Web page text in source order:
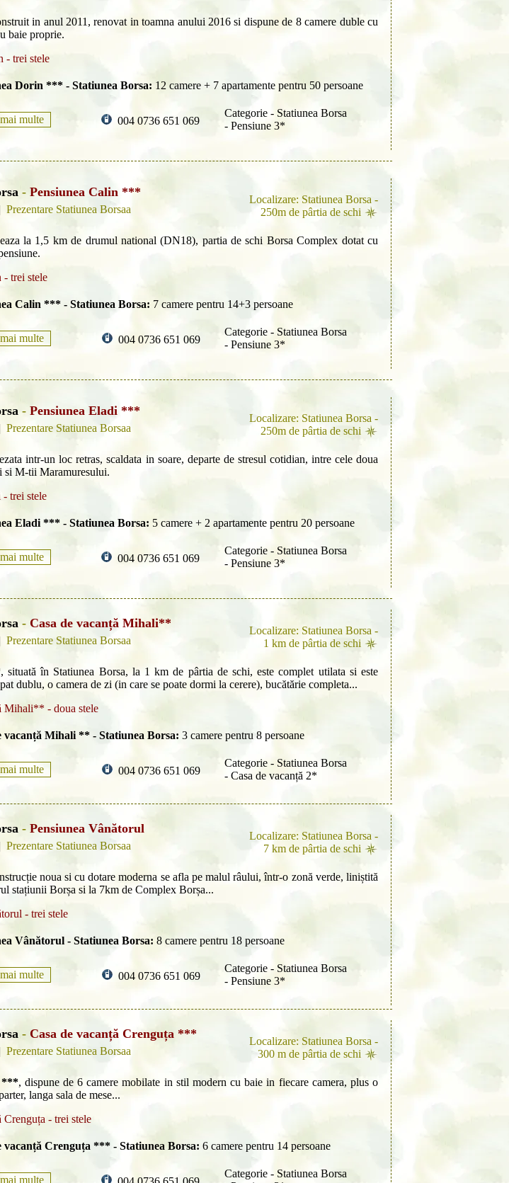
in anul 2011, renovat in toamna anului 2016 si dispune de 8 camere duble cu
baie proprie.
- trei stele
Dorin *** - Statiunea Borsa: 12 camere + 7 apartamente pentru 50 persoane
multe 004 0736 651 069
Categorie - Statiunea Borsa
- Pensiune 3*
- Pensiunea Calin ***
Prezentare Statiunea Borsaa
Localizare: Statiunea Borsa -
250m de pârtia de schi
la 1,5 km de drumul national (DN18), partia de schi Borsa Complex dotat cu
- trei stele
Calin *** - Statiunea Borsa: 7 camere pentru 14+3 persoane
multe 004 0736 651 069
Categorie - Statiunea Borsa
- Pensiune 3*
- Pensiunea Eladi ***
Prezentare Statiunea Borsaa
Localizare: Statiunea Borsa -
250m de pârtia de schi
intr-un loc retras, scaldata in soare, departe de stresul cotidian, intre cele doua
si M-tii Maramuresului.
- trei stele
Eladi *** - Statiunea Borsa: 5 camere + 2 apartamente pentru 20 persoane
multe 004 0736 651 069
Categorie - Statiunea Borsa
- Pensiune 3*
- Casa de vacanță Mihali**
Prezentare Statiunea Borsaa
Localizare: Statiunea Borsa -
1 km de pârtia de schi
, situată în Statiunea Borsa, la 1 km de pârtia de schi, este complet utilata si este
dublu, o camera de zi (in care se poate dormi la cerere), bucătărie completa...
Mihali** - doua stele
vacanță Mihali ** - Statiunea Borsa: 3 camere pentru 8 persoane
multe 004 0736 651 069
Categorie - Statiunea Borsa
- Casa de vacanță 2*
- Pensiunea Vânătorul
Prezentare Statiunea Borsaa
Localizare: Statiunea Borsa -
7 km de pârtia de schi
noua si cu dotare moderna se afla pe malul râului, într-o zonă verde, liniștită
stațiunii Borșa si la 7km de Complex Borșa...
- trei stele
Vânătorul - Statiunea Borsa: 8 camere pentru 18 persoane
multe 004 0736 651 069
Categorie - Statiunea Borsa
- Pensiune 3*
- Casa de vacanță Crenguța ***
Prezentare Statiunea Borsaa
Localizare: Statiunea Borsa -
300 m de pârtia de schi
***, dispune de 6 camere mobilate in stil modern cu baie in fiecare camera, plus o
langa sala de mese...
Crenguța - trei stele
vacanță Crenguța *** - Statiunea Borsa: 6 camere pentru 14 persoane
multe
Categorie - Statiunea Borsa